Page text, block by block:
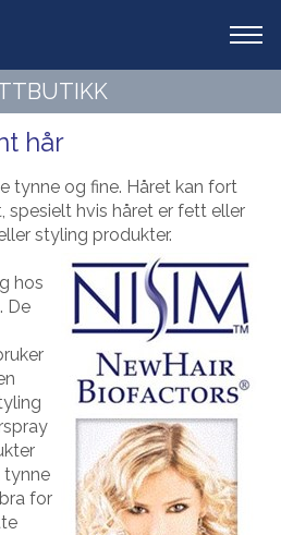
hår
tynne og fine. Håret kan fort
hvis håret er fett eller
styling produkter.
hos
De
tynne
for